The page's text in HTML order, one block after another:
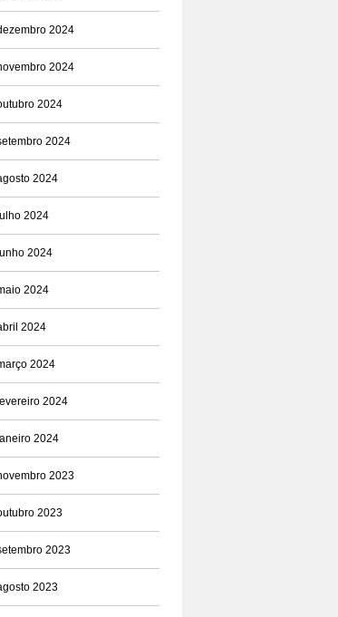
2024
2024
2024
2024
2024
2024
2024
2024
2024
2024
2024
2024
2023
2023
2023
2023